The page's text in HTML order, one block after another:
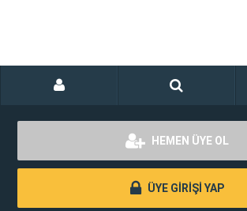
HEMEN ÜYE OL
ÜYE GİRİŞİ YAP